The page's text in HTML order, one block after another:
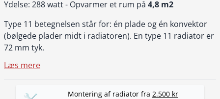
Ydelse: 288 watt - Opvarmer et rum på 4,8 m2
Type 11 betegnelsen står for: én plade og én konvektor
(bølgede plader midt i radiatoren). En type 11 radiator er
72 mm tyk.
Læs mere
Montering af radiator fra 2.500 kr